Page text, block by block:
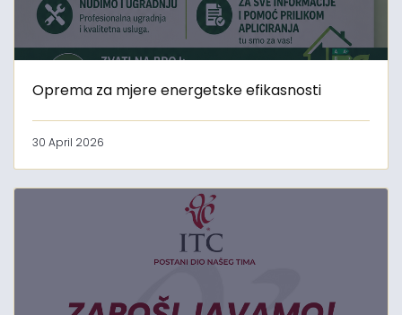
Oprema za mjere energetske efikasnosti
30 April 2026